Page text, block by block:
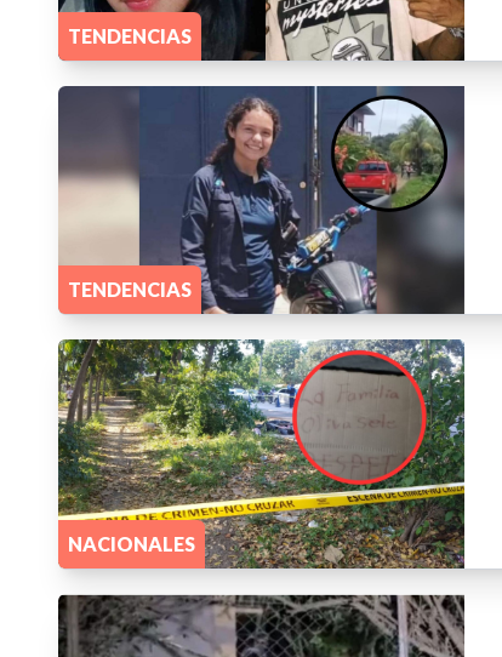
TENDENCIAS
TENDENCIAS
NACIONALES